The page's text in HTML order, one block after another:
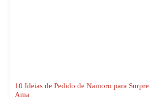
10 Ideias de Pedido de Namoro para
Ama